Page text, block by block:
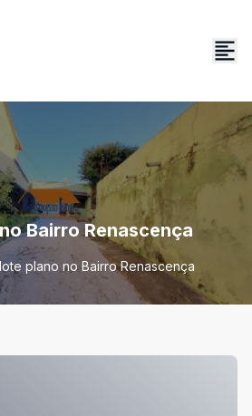
Bairro Renascença
lote plano no Bairro Renascença